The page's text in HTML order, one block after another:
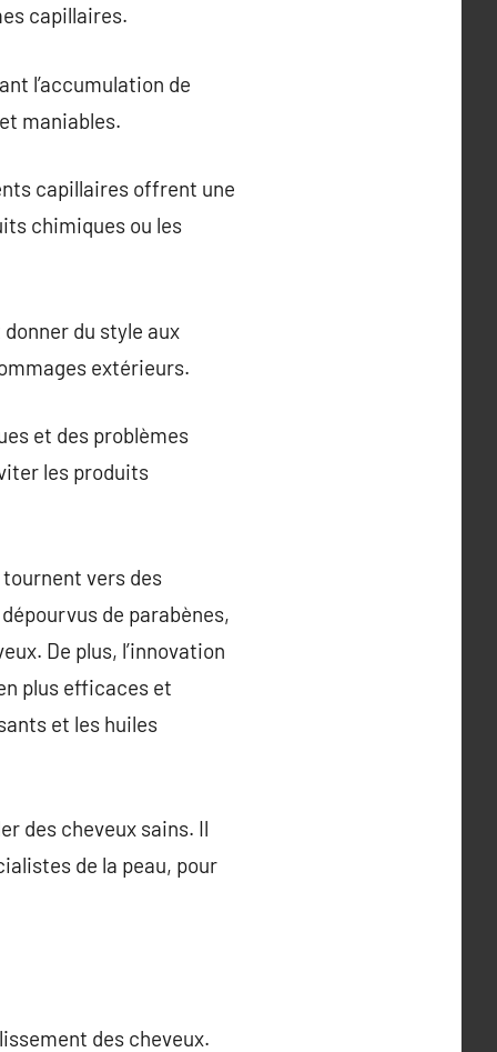
capillaires.
l’accumulation de
maniables.
capillaires offrent une
chimiques ou les
du style aux
extérieurs.
et des problèmes
les produits
vers des
de parabènes,
De plus, l’innovation
plus efficaces et
et les huiles
des cheveux sains. Il
de la peau, pour
des cheveux.